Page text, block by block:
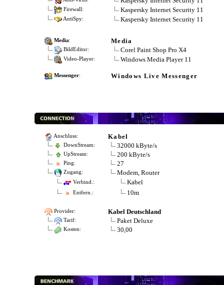
Firewall: Kaspersky Internet Security 11
AntiSpy: Kaspersky Internet Security 11
Media: Media
BildEditor: Corel Paint Shop Pro X4
Video-Player: Windows Media Player 11
Messenger: Windows Live Messenger
Anschluss: Kabel
DownStream: 32000 kByte/s
UpStream: 200 kByte/s
Ping: 27
Zugang: Modem, Router
Verbind.: Kabel
Entfern.: 10m
Provider: Kabel Deutschland
Tarif: Paket Deluxe
Kosten: 30,00